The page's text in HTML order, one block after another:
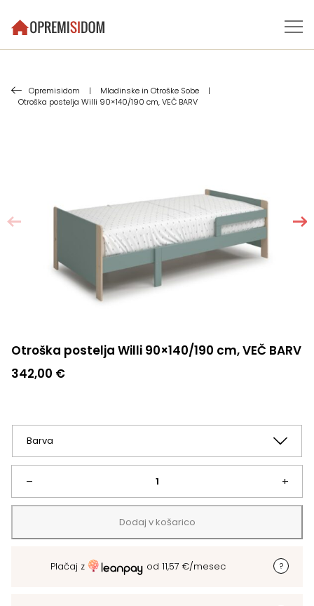
Opremisidom | Mladinske in Otroške Sobe
|
Otroška postelja Willi 90×140/190 cm, VEČ BARV
Otroška postelja Willi 90×140/190 cm, VEČ BARV
342,00 €
–
Otroška
postelja
Willi
90x140/190
+
Dodaj v košarico
Plačaj z od 11,57 €/mesec